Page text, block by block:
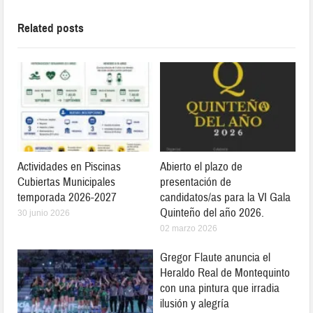
Related posts
Actividades en Piscinas
Cubiertas Municipales
temporada 2026-2027
30 junio 2026
Abierto el plazo de
presentación de
candidatos/as para la VI Gala
Quinteño del año 2026.
02 marzo 2026
Gregor Flaute anuncia el
Heraldo Real de Montequinto
con una pintura que irradia
ilusión y alegría